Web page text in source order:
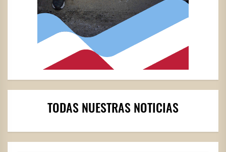
TODAS NUESTRAS NOTICIAS